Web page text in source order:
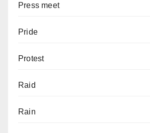
Press meet
Pride
Protest
Raid
Rain